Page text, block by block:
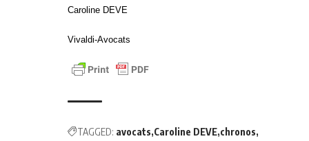
Caroline DEVE
Vivaldi-Avocats
TAGGED: avocats Caroline DEVE chronos